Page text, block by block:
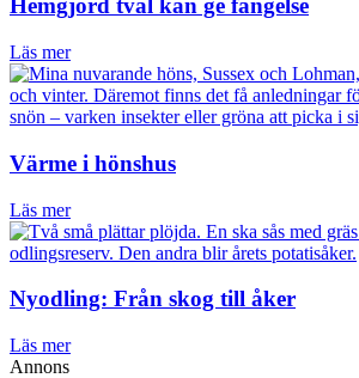
Hemgjord tvål kan ge fängelse
Läs mer
Värme i hönshus
Läs mer
Nyodling: Från skog till åker
Läs mer
Annons